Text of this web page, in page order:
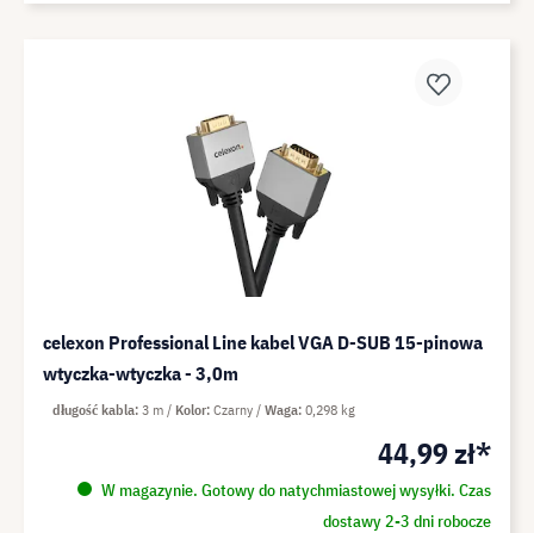
celexon Professional Line kabel VGA D-SUB 15-pinowa
wtyczka-wtyczka - 3,0m
44,99 zł*
W magazynie. Gotowy do natychmiastowej wysyłki. Czas
dostawy 2-3 dni robocze
długość kabla 3 m Kolor Czarny Waga 0,298 kg